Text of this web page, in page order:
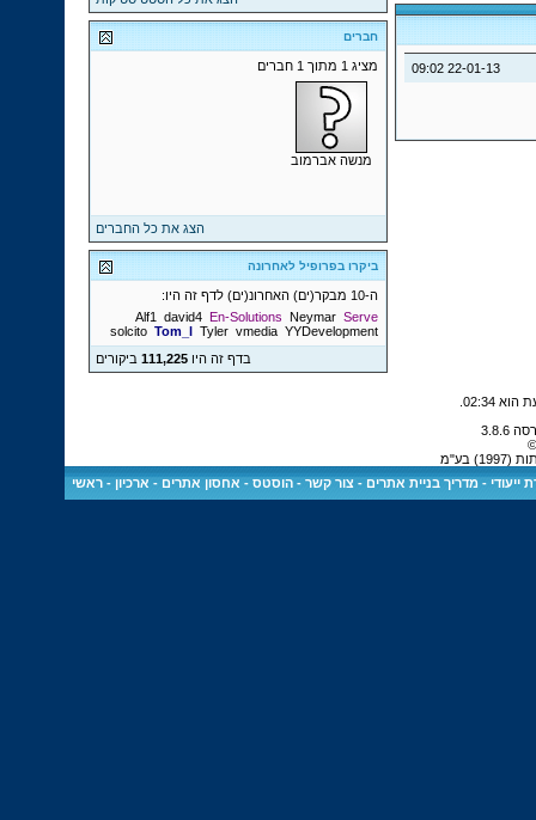
22-01-13
09:02
חברים
מציג 1 מתוך 1 חברים
מנשה אברמוב
הצג את כל החברים
ביקרו בפרופיל לאחרונה
ה-10 מבקר(ים) האחרונ(ים) לדף זה היו:
Alf1
david4 En-Solutions Neymar Serve
solcito Tom_l Tyler vmedia YYDevelopment
בדף זה היו111,225 ביקורים
02:34
בע"מ
ייעודי -מדריך בניית אתרים -צור קשר -הוסטס - אחסון אתרים - ארכיון -ראשי